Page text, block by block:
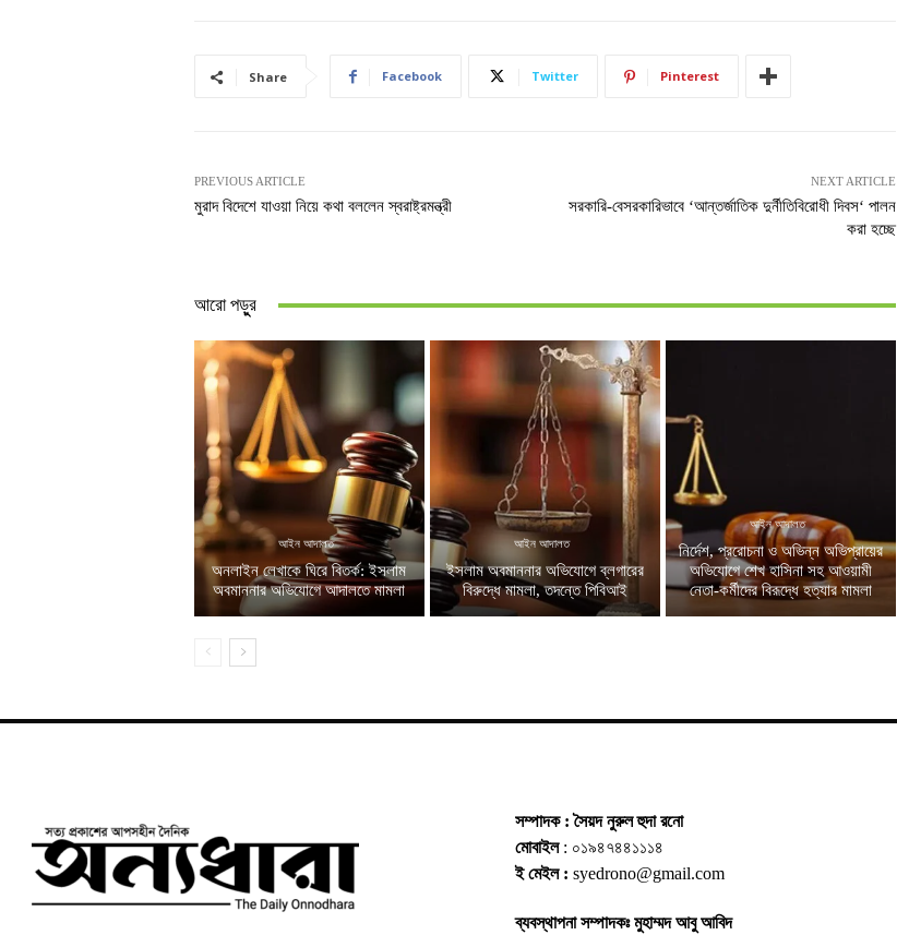
Share Facebook Twitter Pinterest
PREVIOUS ARTICLE
মুরাদ বিদেশে যাওয়া নিয়ে কথা বললেন স্বরাষ্ট্রমন্ত্রী
NEXT ARTICLE
সরকারি-বেসরকারিভাবে ‘আন্তর্জাতিক দুর্নীতিবিরোধী দিবস‘ পালন
করা হচ্ছে
আরো পড়ুুর
আইন আদালত
অনলাইন লেখাকে ঘিরে বিতর্ক: ইসলাম
অবমাননার অভিযোগে আদালতে মামলা
আইন আদালত
ইসলাম অবমাননার অভিযোগে ব্লগারের
বিরুদ্ধে মামলা, তদন্তে পিবিআই
আইন আদালত
নির্দেশ, প্ররোচনা ও অভিন্ন অভিপ্রায়ের
অভিযোগে শেখ হাসিনা সহ আওয়ামী
নেতা-কর্মীদের বিরূদ্ধে হত্যার মামলা
সম্পাদক : সৈয়দ নুরুল হুদা রনো
মোবাইল: ০১৯৪৭৪৪১১১৪
ই মেইল : syedrono@gmail.com
ব্যবস্থাপনা সম্পাদকঃ মুহাম্মদ আবু আবিদ